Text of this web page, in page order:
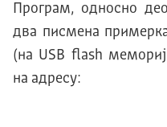
Програм, односно
два писмена
(на USB flash
на адресу: